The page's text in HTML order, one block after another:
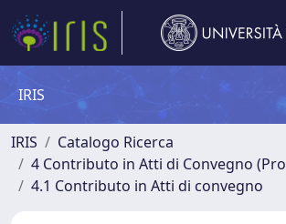
IRIS
IRIS
Catalogo Ricerca
4 Contributo in Atti di Convegno
4.1 Contributo in Atti di convegno